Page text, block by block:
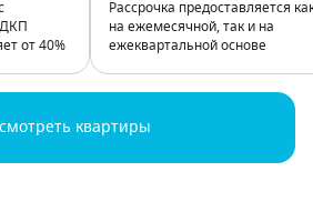
от 40%
Рассрочка предоставляется
на ежемесячной, так и на
ежеквартальной основе
квартиры